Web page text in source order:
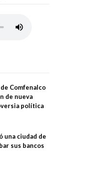
Comfenalco
de nueva
política
una ciudad de
sus bancos